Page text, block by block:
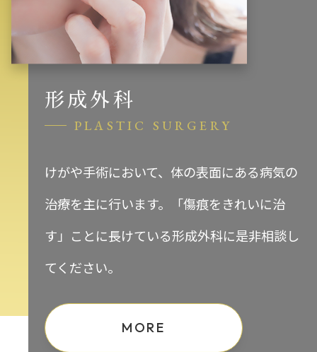
形成外科
PLASTIC SURGERY
けがや手術において、体の表面にある病気の
治療を主に行います。「傷痕をきれいに治
す」ことに長けている形成外科に是非相談し
てください。
MORE